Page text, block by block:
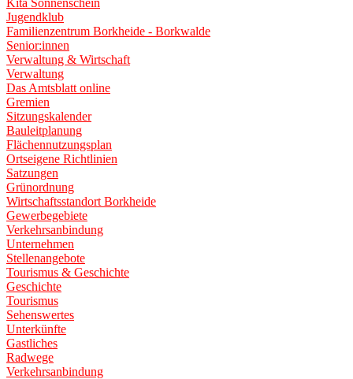
Kita Sonnenschein
Jugendklub
Familienzentrum Borkheide - Borkwalde
Senior:innen
Verwaltung & Wirtschaft
Verwaltung
Das Amtsblatt online
Gremien
Sitzungskalender
Bauleitplanung
Flächennutzungsplan
Ortseigene Richtlinien
Satzungen
Grünordnung
Wirtschaftsstandort Borkheide
Gewerbegebiete
Verkehrsanbindung
Unternehmen
Stellenangebote
Tourismus & Geschichte
Geschichte
Tourismus
Sehenswertes
Unterkünfte
Gastliches
Radwege
Verkehrsanbindung